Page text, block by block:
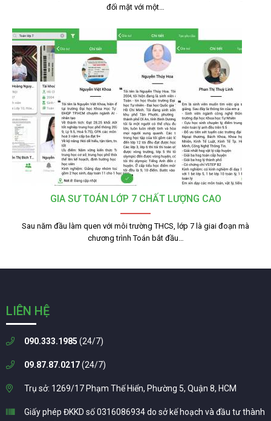
đối mặt với một…
GIA SƯ TOÁN LỚP 7 CHẤT LƯỢNG CAO
Sau năm đầu làm quen với môi trường THCS, lớp 7 là giai đoạn mà
chương trình Toán bắt đầu…
LIÊN HỆ
090.333.1985 (24/7)
09.87.87.0217(24/7)
Trụ sở: 1269/17 Phạm Thế Hiển, Phường 5, Quận 8, HCM
Giấy phép ĐKKD số 0316086934 do sở kế hoạch và đầu tư thành